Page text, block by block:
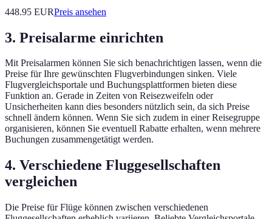
448.95 EURPreis ansehen
3. Preisalarme einrichten
Mit Preisalarmen können Sie sich benachrichtigen lassen, wenn die
Preise für Ihre gewünschten Flugverbindungen sinken. Viele
Flugvergleichsportale und Buchungsplattformen bieten diese
Funktion an. Gerade in Zeiten von Reisezweifeln oder
Unsicherheiten kann dies besonders nützlich sein, da sich Preise
schnell ändern können. Wenn Sie sich zudem in einer Reisegruppe
organisieren, können Sie eventuell Rabatte erhalten, wenn mehrere
Buchungen zusammengetätigt werden.
4. Verschiedene Fluggesellschaften
vergleichen
Die Preise für Flüge können zwischen verschiedenen